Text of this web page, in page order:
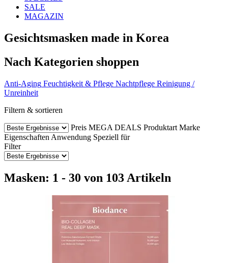
SALE
MAGAZIN
Gesichtsmasken made in Korea
Nach Kategorien shoppen
Anti‑Aging Feuchtigkeit & Pflege Nachtpflege Reinigung /
Unreinheit
Filtern & sortieren
Preis MEGA DEALS Produktart Marke
Eigenschaften Anwendung Speziell für
Filter
Masken: 1 - 30 von 103 Artikeln